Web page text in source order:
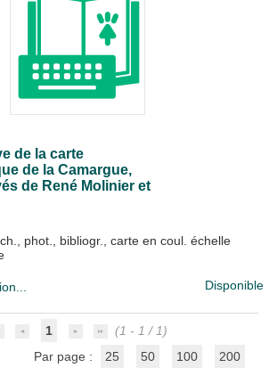
de la carte
de la Camargue,
de René Molinier et
phot., bibliogr., carte en coul. échelle
Disponible
1
(1 - 1 / 1)
Par page :
25 50 100 200